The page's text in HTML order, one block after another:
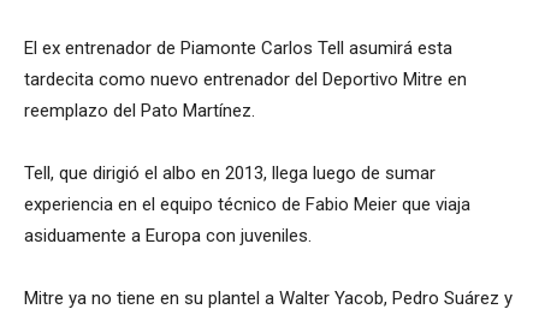
El ex entrenador de Piamonte Carlos Tell asumirá esta
tardecita como nuevo entrenador del Deportivo Mitre en
reemplazo del Pato Martínez.
Tell, que dirigió el albo en 2013, llega luego de sumar
experiencia en el equipo técnico de Fabio Meier que viaja
asiduamente a Europa con juveniles.
Mitre ya no tiene en su plantel a Walter Yacob, Pedro Suárez y